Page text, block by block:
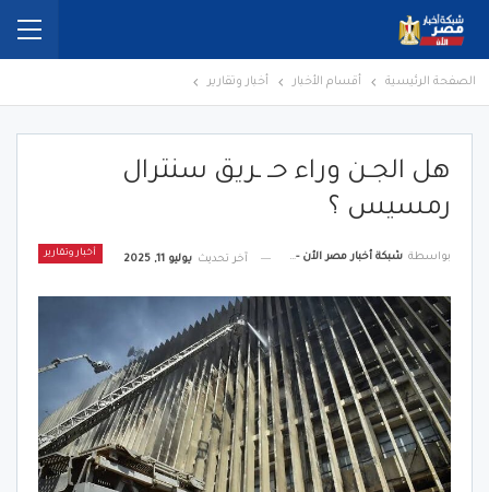
الصفحة الرئيسية أقسام الأخبار أخبار وتقارير
هل الجـن وراء حـ ـريق سنترال
رمسيس ؟
أخبار وتقارير بواسطة شبكة أخبار مصر الأن - Egypt News Network Now آخر تحديث يوليو 11, 2025